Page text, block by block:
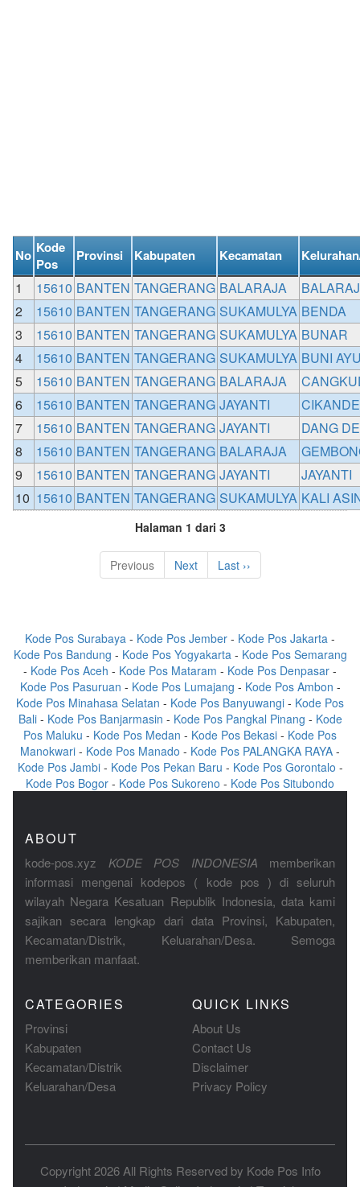
No Kode
Pos
Provinsi Kabupaten Kecamatan
1 15610 BANTEN TANGERANG BALARAJA
2
15610 BANTEN TANGERANG SUKAMULYA BENDA
3
15610 BANTEN TANGERANG SUKAMULYA BUNAR
4
15610 BANTEN TANGERANG SUKAMULYA BUNI
5
15610 BANTEN TANGERANG BALARAJA
6
15610 BANTEN TANGERANG JAYANTI
CIKANDE
7
15610 BANTEN TANGERANG JAYANTI
DANG
8
15610 BANTEN TANGERANG BALARAJA
9
15610 BANTEN TANGERANG JAYANTI
JAYANTI
10 15610 BANTEN TANGERANG SUKAMULYA KALI
Halaman 1 dari 3
Previous Next Last ››
Kode Pos Surabaya - Kode Pos Jember - Kode Pos Jakarta -
Kode Pos Bandung - Kode Pos Yogyakarta - Kode Pos Semarang
- Kode Pos Aceh - Kode Pos Mataram - Kode Pos Denpasar -
Kode Pos Pasuruan - Kode Pos Lumajang - Kode Pos Ambon -
Kode Pos Minahasa Selatan - Kode Pos Banyuwangi - Kode Pos
Bali- Kode Pos Banjarmasin - Kode Pos Pangkal Pinang - Kode
Pos Maluku - Kode Pos Medan - Kode Pos Bekasi - Kode Pos
Manokwari - Kode Pos Manado - Kode Pos PALANGKA RAYA -
Kode Pos Jambi- Kode Pos Pekan Baru - Kode Pos Gorontalo -
Kode Pos Bogor - Kode Pos Sukoreno - Kode Pos Situbondo
ABOUT
kode-pos.xyz KODE POS INDONESIA memberikan
informasi mengenai kodepos ( kode pos ) di seluruh
wilayah Negara Kesatuan Republik Indonesia, data kami
sajikan secara lengkap dari data Provinsi, Kabupaten,
Kecamatan/Distrik, Keluarahan/Desa. Semoga
memberikan manfaat.
CATEGORIES
Provinsi
Kabupaten
Kecamatan/Distrik
Keluarahan/Desa
QUICK LINKS
About Us
Contact Us
Disclaimer
Privacy Policy
Copyright 2026 All Rights Reserved by Kode Pos Info